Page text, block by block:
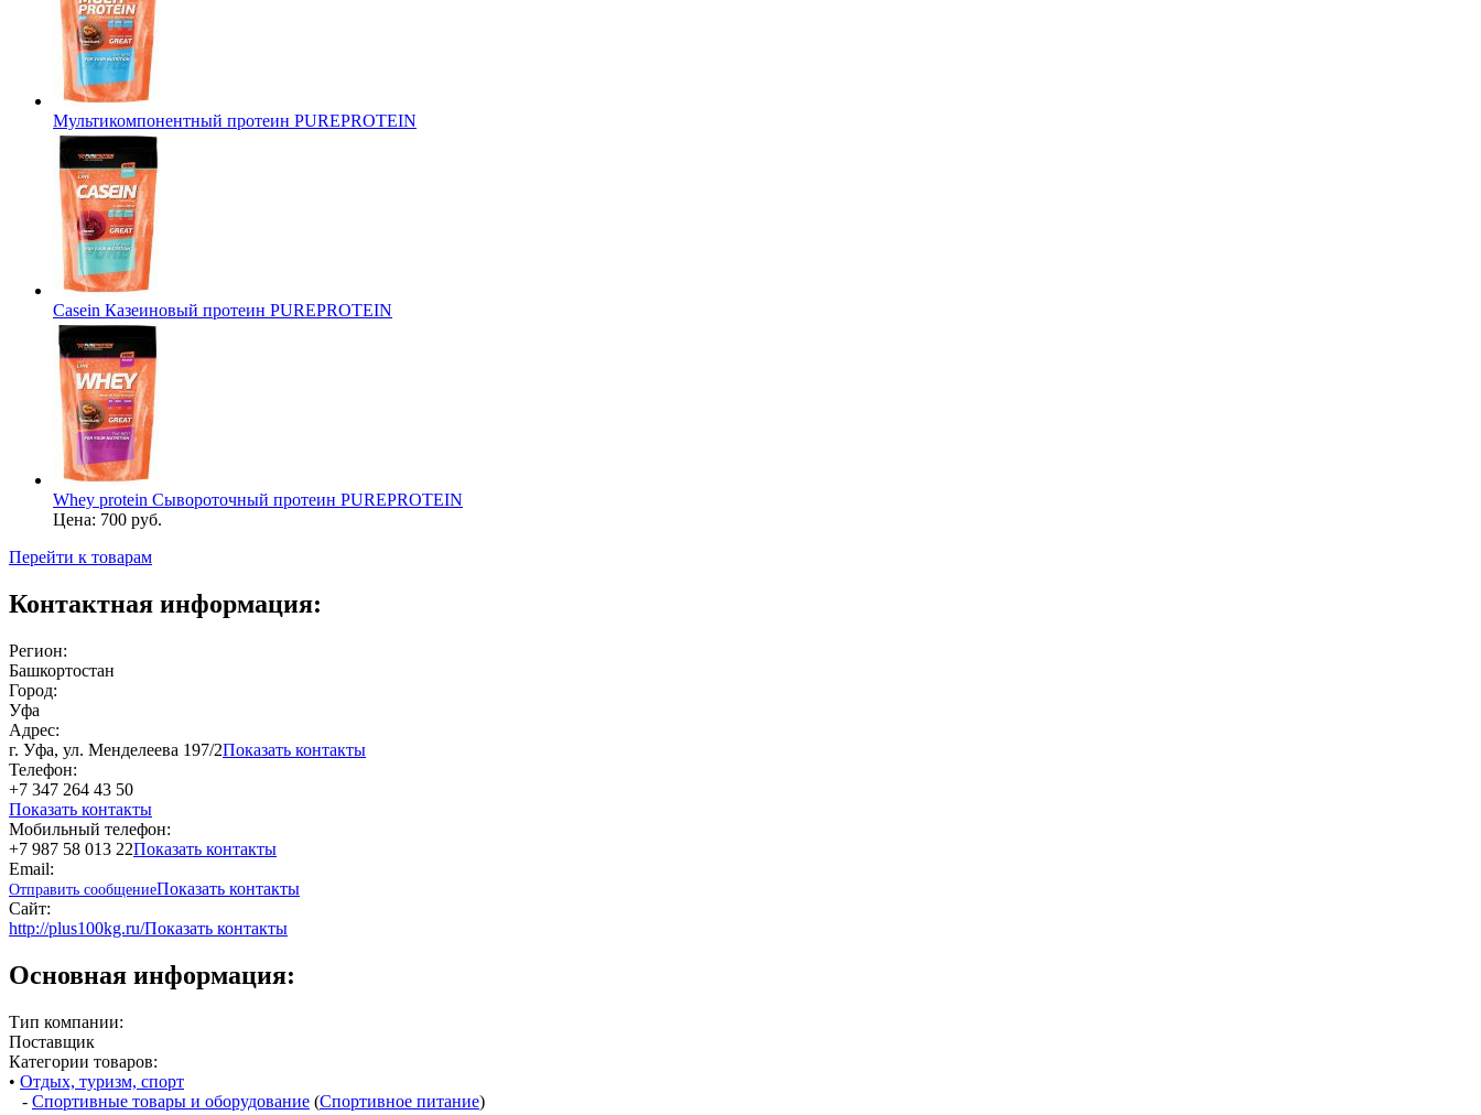
Мультикомпонентный протеин PUREPROTEIN
Casein Казеиновый протеин PUREPROTEIN
Whey protein Сывороточный протеин PUREPROTEIN
Цена: 700 руб.
Перейти к товарам
Контактная информация:
Регион:
Башкортостан
Город:
Уфа
Адрес:
г. Уфа, ул. Менделеева 197/2Показать контакты
Телефон:
+7 347 264 43 50
Показать контакты
Мобильный телефон:
+7 987 58 013 22Показать контакты
Email:
Отправить сообщениеПоказать контакты
Сайт:
http://plus100kg.ru/Показать контакты
Основная информация:
Тип компании:
Поставщик
Категории товаров:
• Отдых, туризм, спорт
- Спортивные товары и оборудование (Спортивное питание)